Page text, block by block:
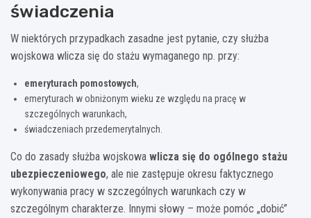
świadczenia
W niektórych przypadkach zasadne jest pytanie, czy służba
wojskowa wlicza się do stażu wymaganego np. przy:
emeryturach pomostowych,
emeryturach w obniżonym wieku ze względu na pracę w
szczególnych warunkach,
świadczeniach przedemerytalnych.
Co do zasady służba wojskowa wlicza się do ogólnego stażu
ubezpieczeniowego, ale nie zastępuje okresu faktycznego
wykonywania pracy w szczególnych warunkach czy w
szczególnym charakterze. Innymi słowy – może pomóc „dobić”